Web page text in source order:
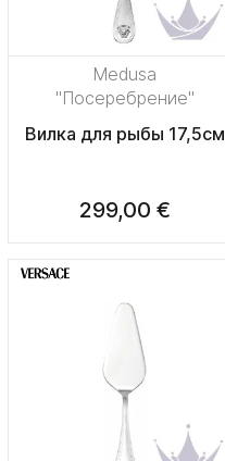
Medusa
"Посеребрение"
Вилка для рыбы 17,5см
299,00 €